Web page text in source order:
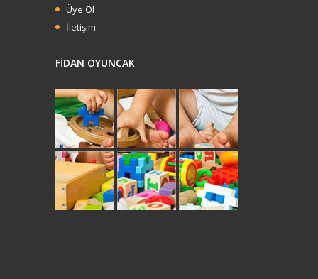
Üye Ol
İletişim
FİDAN OYUNCAK